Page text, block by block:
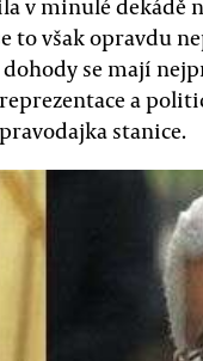
v minulé dekádě
to však opravdu
se mají
a
stanice.